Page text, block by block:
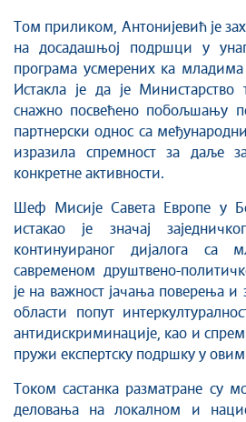
Том приликом, Антонијевић је
на досадашњој подршци у
програма усмерених ка
Истакла је да је
снажно посвећено побољшању
партнерски однос са
изразила спремност за даље
конкретне активности.
Шеф Мисије Савета Европе у
истакао је значај
континуираног дијалога са
савременом друштвено-
је на важност јачања поверења и
области попут
антидискриминације, као и
пружи експертску подршку у
Током састанка разматране су
деловања на локалном и